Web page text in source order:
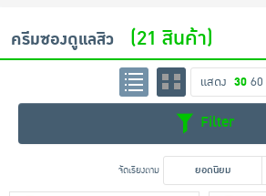
ครีมซองดูแลสิว (21 สินค้า)
แสดง 30 60
Filter
จัดเรียงตาม ยอดนิยม